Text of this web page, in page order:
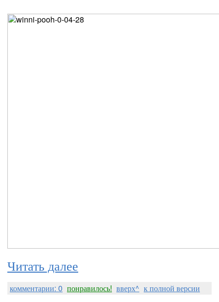
Читать далее
комментарии: 0 понравилось! вверх^ к полной версии